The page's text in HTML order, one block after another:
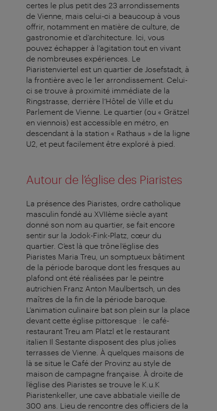
certes le plus petit des 23 arrondissements
de Vienne, mais celui-ci a beaucoup à vous
offrir, notamment en matière de culture, de
gastronomie et d’architecture. Ici, vous
pouvez échapper à l’agitation tout en vivant
de nombreuses expériences. Le
Piaristenviertel est un quartier de Josefstadt, à
la frontière avec le 1er arrondissement. Celui-
ci se trouve à proximité immédiate de la
Ringstrasse, derrière l’Hôtel de Ville et du
Parlement de Vienne. Le quartier (ou « Grätzel
en viennois) est accessible en métro, en
descendant à la station « Rathaus » de la ligne
U2, et peut facilement être exploré à pied.
Autour de l’église des Piaristes
La présence des Piaristes, ordre catholique
masculin fondé au XVIIème siècle ayant
donné son nom au quartier, se fait encore
sentir sur la Jodok-Fink-Platz, cœur du
quartier. C’est là que trône l’église des
Piaristes Maria Treu, un somptueux bâtiment
de la période baroque dont les fresques au
plafond ont été réalisées par le peintre
autrichien Franz Anton Maulbertsch, un des
maîtres de la fin de la période baroque.
L’animation culinaire bat son plein sur la place
devant cette église pittoresque : le café-
restaurant Treu am Platzl et le restaurant
italien Il Sestante disposent des plus jolies
terrasses de Vienne. À quelques maisons de
là se situe le Café der Provinz au style de
maison de campagne française. À droite de
l’église des Piaristes se trouve le K.u.K
Piaristenkeller, une cave abbatiale vieille de
300 ans. Lieu de rencontre des officiers de la